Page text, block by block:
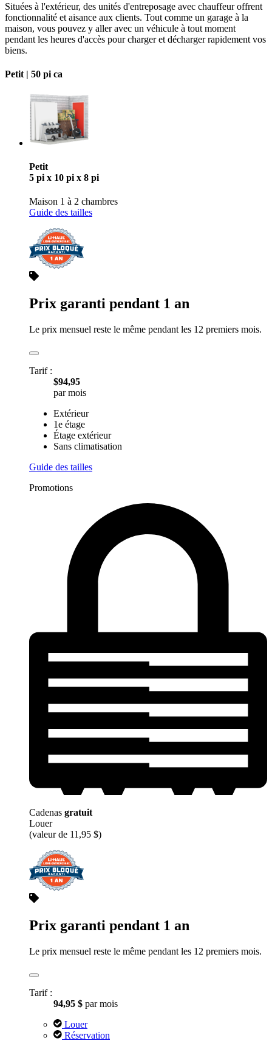
Situées à l'extérieur, des unités d'entreposage avec chauffeur offrent
fonctionnalité et aisance aux clients. Tout comme un garage à la
maison, vous pouvez y aller avec un véhicule à tout moment
pendant les heures d'accès pour charger et décharger rapidement vos
biens.
Petit | 50 pi ca
Petit
5 pi x 10 pi x 8 pi
Maison 1 à 2 chambres
Guide des tailles
Prix garanti pendant 1 an
Le prix mensuel reste le même pendant les 12 premiers mois.
Tarif :
$94,95
par mois
Extérieur
1e étage
Étage extérieur
Sans climatisation
Guide des tailles
Promotions
Cadenas gratuit
Louer
(valeur de 11,95 $)
Prix garanti pendant 1 an
Le prix mensuel reste le même pendant les 12 premiers mois.
Tarif :
94,95 $ par mois
Louer
Réservation